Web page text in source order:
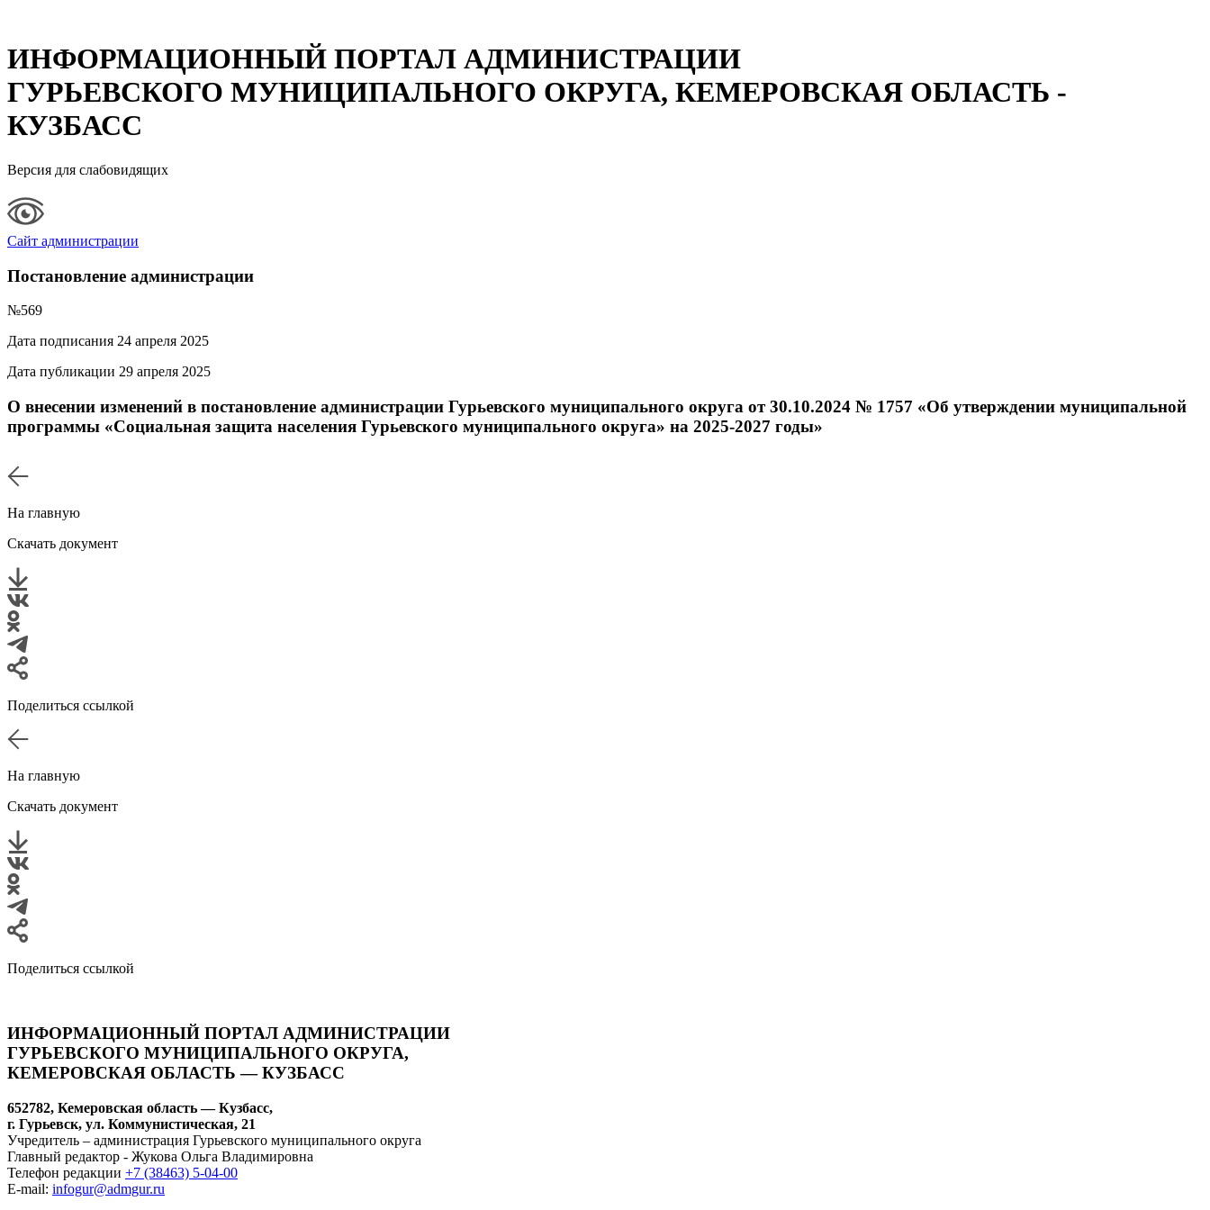
ИНФОРМАЦИОННЫЙ ПОРТАЛ АДМИНИСТРАЦИИ
ГУРЬЕВСКОГО МУНИЦИПАЛЬНОГО ОКРУГА, КЕМЕРОВСКАЯ ОБЛАСТЬ -
КУЗБАСС
Версия для слабовидящих
Сайт администрации
Постановление администрации
№569
Дата подписания 24 апреля 2025
Дата публикации 29 апреля 2025
О внесении изменений в постановление администрации Гурьевского муниципального округа от 30.10.2024 № 1757 «Об утверждении муниципальной
программы «Социальная защита населения Гурьевского муниципального округа» на 2025-2027 годы»
На главную
Скачать документ
Поделиться ссылкой
На главную
Скачать документ
Поделиться ссылкой
ИНФОРМАЦИОННЫЙ ПОРТАЛ АДМИНИСТРАЦИИ
ГУРЬЕВСКОГО МУНИЦИПАЛЬНОГО ОКРУГА,
КЕМЕРОВСКАЯ ОБЛАСТЬ — КУЗБАСС
652782, Кемеровская область — Кузбасс,
г. Гурьевск, ул. Коммунистическая, 21
Учредитель – администрация Гурьевского муниципального округа
Главный редактор - Жукова Ольга Владимировна
Телефон редакции +7 (38463) 5-04-00
E-mail: infogur@admgur.ru